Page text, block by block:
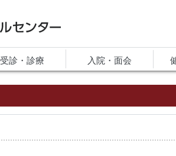
受診・診療 入院・面会